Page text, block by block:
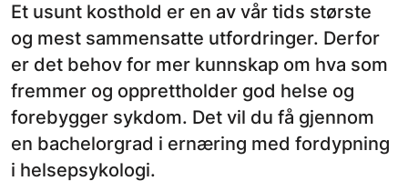
Et usunt kosthold er en av vår tids største
og mest sammensatte utfordringer. Derfor
er det behov for mer kunnskap om hva som
fremmer og opprettholder god helse og
forebygger sykdom. Det vil du få gjennom
en bachelorgrad i ernæring med fordypning
i helsepsykologi.